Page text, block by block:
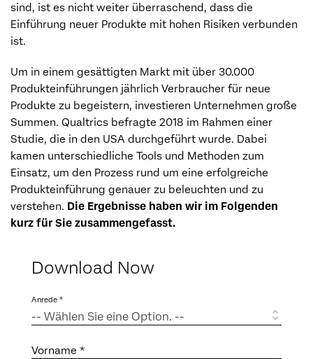
sind, ist es nicht weiter überraschend, dass die
Einführung neuer Produkte mit hohen Risiken verbunden
ist.
Um in einem gesättigten Markt mit über 30.000
Produkteinführungen jährlich Verbraucher für neue
Produkte zu begeistern, investieren Unternehmen große
Summen. Qualtrics befragte 2018 im Rahmen einer
Studie, die in den USA durchgeführt wurde. Dabei
kamen unterschiedliche Tools und Methoden zum
Einsatz, um den Prozess rund um eine erfolgreiche
Produkteinführung genauer zu beleuchten und zu
verstehen. Die Ergebnisse haben wir im Folgenden
kurz für Sie zusammengefasst.
Download Now
Anrede *
Vorname *